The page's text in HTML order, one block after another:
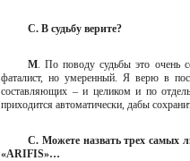
С. В судьбу верите?
М. По поводу судьбы это очень
фаталист, но умеренный. Я верю в
составляющих – и целиком и по
приходится автоматически, дабы
С. Можете назвать трех самых
«ARIFIS»…